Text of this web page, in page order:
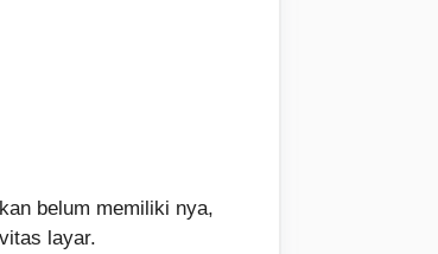
belum memiliki nya,
layar.